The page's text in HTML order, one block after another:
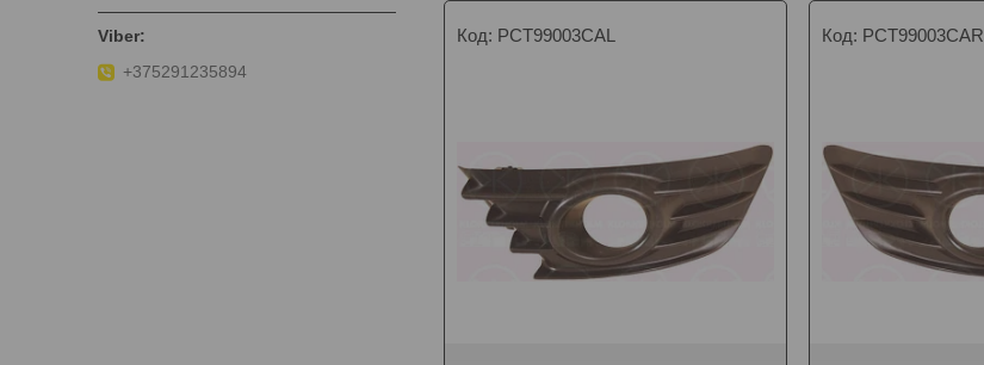
PCT99003CAL PCT99003CAR
+375291235894